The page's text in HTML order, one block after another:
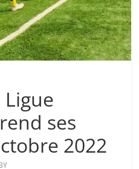
Ligue
ses
2022